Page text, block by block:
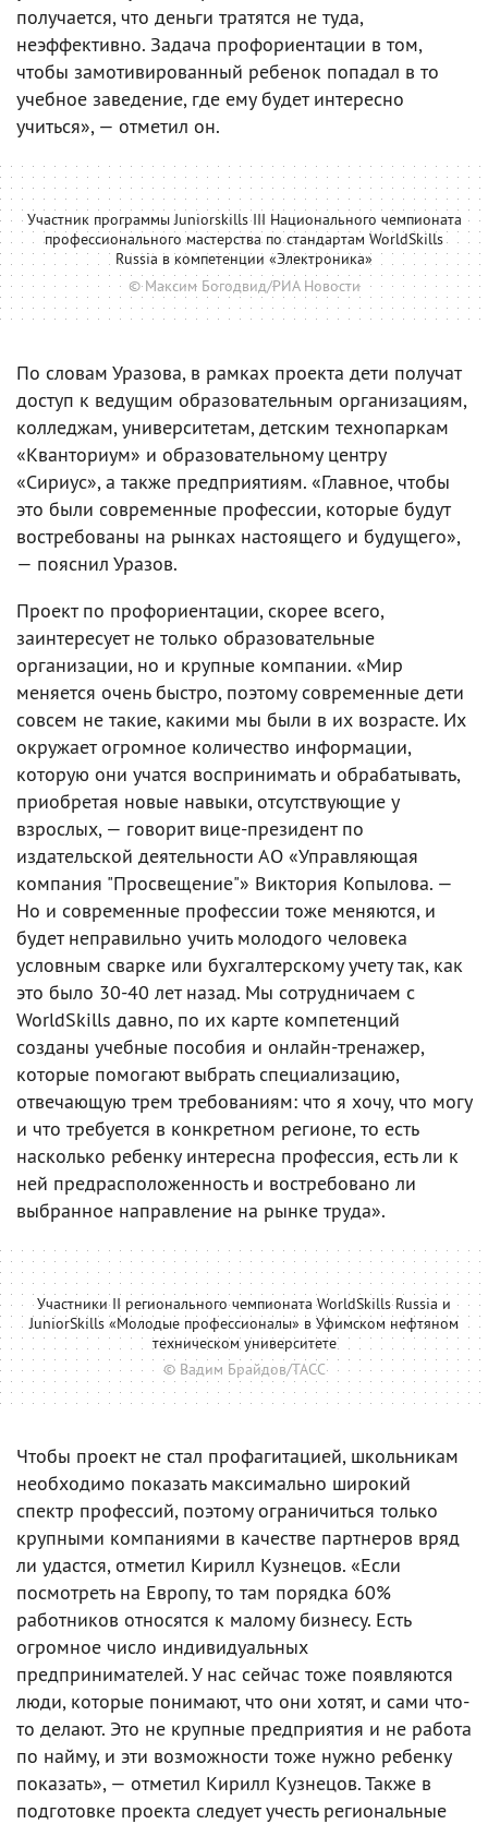
получается, что деньги тратятся не туда,
неэффективно. Задача профориентации в том,
чтобы замотивированный ребенок попадал в то
учебное заведение, где ему будет интересно
учиться», — отметил он.
Участник программы Juniorskills III Национального чемпионата
профессионального мастерства по стандартам WorldSkills
Russia в компетенции «Электроника»
© Максим Богодвид/РИА Новости
По словам Уразова, в рамках проекта дети получат
доступ к ведущим образовательным организациям,
колледжам, университетам, детским технопаркам
«Кванториум» и образовательному центру
«Сириус», а также предприятиям. «Главное, чтобы
это были современные профессии, которые будут
востребованы на рынках настоящего и будущего»,
— пояснил Уразов.
Проект по профориентации, скорее всего,
заинтересует не только образовательные
организации, но и крупные компании. «Мир
меняется очень быстро, поэтому современные дети
совсем не такие, какими мы были в их возрасте. Их
окружает огромное количество информации,
которую они учатся воспринимать и обрабатывать,
приобретая новые навыки, отсутствующие у
взрослых, — говорит вице-президент по
издательской деятельности АО «Управляющая
компания "Просвещение"» Виктория Копылова. —
Но и современные профессии тоже меняются, и
будет неправильно учить молодого человека
условным сварке или бухгалтерскому учету так, как
это было 30-40 лет назад. Мы сотрудничаем с
WorldSkills давно, по их карте компетенций
созданы учебные пособия и онлайн-тренажер,
которые помогают выбрать специализацию,
отвечающую трем требованиям: что я хочу, что могу
и что требуется в конкретном регионе, то есть
насколько ребенку интересна профессия, есть ли к
ней предрасположенность и востребовано ли
выбранное направление на рынке труда».
Участники II регионального чемпионата WorldSkills Russia и
JuniorSkills «Молодые профессионалы» в Уфимском нефтяном
техническом университете
© Вадим Брайдов/ТАСС
Чтобы проект не стал профагитацией, школьникам
необходимо показать максимально широкий
спектр профессий, поэтому ограничиться только
крупными компаниями в качестве партнеров вряд
ли удастся, отметил Кирилл Кузнецов. «Если
посмотреть на Европу, то там порядка 60%
работников относятся к малому бизнесу. Есть
огромное число индивидуальных
предпринимателей. У нас сейчас тоже появляются
люди, которые понимают, что они хотят, и сами что-
то делают. Это не крупные предприятия и не работа
по найму, и эти возможности тоже нужно ребенку
показать», — отметил Кирилл Кузнецов. Также в
подготовке проекта следует учесть региональные